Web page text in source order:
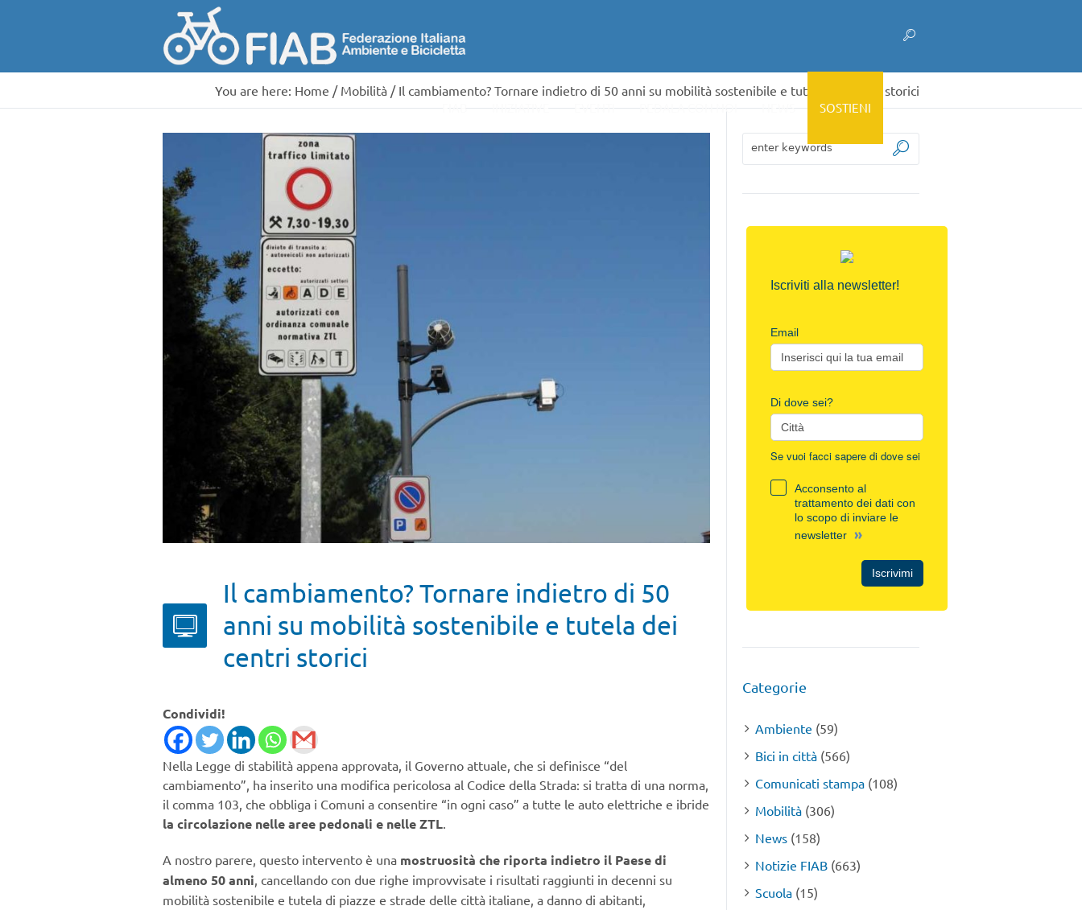
FIAB INIZIATIVE EVENTI PEDALA CON NOI NEWS SOSTIENI
You are here: Home / Mobilità / Il cambiamento? Tornare indietro di 50 anni su mobilità sostenibile e tutela dei centri storici
Il cambiamento? Tornare indietro di 50
anni su mobilità sostenibile e tutela dei
centri storici
Condividi!
Nella Legge di stabilità appena approvata, il Governo attuale, che si definisce “del
cambiamento”, ha inserito una modifica pericolosa al Codice della Strada: si tratta di una norma,
il comma 103, che obbliga i Comuni a consentire “in ogni caso” a tutte le auto elettriche e ibride
la circolazione nelle aree pedonali e nelle ZTL.
A nostro parere, questo intervento è una mostruosità che riporta indietro il Paese di
almeno 50 anni, cancellando con due righe improvvisate i risultati raggiunti in decenni su
mobilità sostenibile e tutela di piazze e strade delle città italiane, a danno di abitanti,
Iscriviti alla newsletter!
Email
Di dove sei?
Se vuoi facci sapere di dove sei
Acconsento al
trattamento dei dati con
lo scopo di inviare le
newsletter »
Iscrivimi
Categorie
Ambiente (59)
Bici in città (566)
Comunicati stampa (108)
Mobilità (306)
News (158)
Notizie FIAB (663)
Scuola (15)